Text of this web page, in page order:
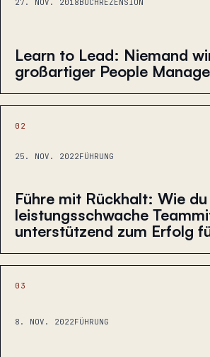
27. NOV. 2018BUCHREZENSION
Learn to Lead: Niemand
großartiger People
02
25. NOV. 2022FÜHRUNG
Führe mit Rückhalt: Wie du
leistungsschwache
unterstützend zum Erfolg
03
8. NOV. 2022FÜHRUNG